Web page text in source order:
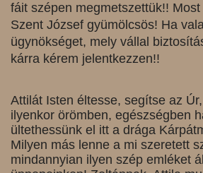
fáit szépen megmetszettük!!
Szent József gyümölcsös! Ha
ügynökséget, mely vállal
kárra kérem jelentkezzen!!
Attilát Isten éltesse, segítse az
ilyenkor örömben, egészségben
ültethessünk el itt a drága
Milyen más lenne a mi szeretett
mindannyian ilyen szép emléket